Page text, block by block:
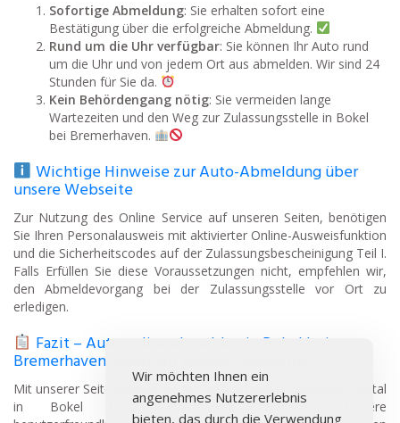
Sofortige Abmeldung: Sie erhalten sofort eine
Bestätigung über die erfolgreiche Abmeldung.
Rund um die Uhr verfügbar: Sie können Ihr Auto rund
um die Uhr und von jedem Ort aus abmelden. Wir sind 24
Stunden für Sie da.
Kein Behördengang nötig: Sie vermeiden lange
Wartezeiten und den Weg zur Zulassungsstelle in Bokel
bei Bremerhaven.
Wichtige Hinweise zur Auto-Abmeldung über
unsere Webseite
Zur Nutzung des Online Service auf unseren Seiten, benötigen
Sie Ihren Personalausweis mit aktivierter Online-Ausweisfunktion
und die Sicherheitscodes auf der Zulassungsbescheinigung Teil I.
Falls Erfüllen Sie diese Voraussetzungen nicht, empfehlen wir,
den Abmeldevorgang bei der Zulassungsstelle vor Ort zu
erledigen.
Fazit – Auto online abmelden in Bokel bei
Bremerhaven direkt auf unserer Webseite
Mit unserer Seite können Sie Ihr Auto schnell und bequem digital
in Bokel bei Bremerhaven abmelden. Unsere
Wir möchten Ihnen ein
angenehmes Nutzererlebnis
bieten, das durch die Verwendung